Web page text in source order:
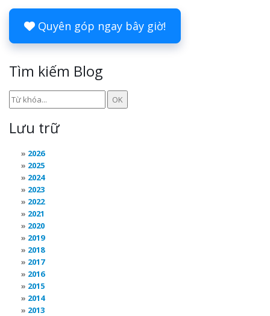
Quyên góp ngay bây giờ!
Tìm kiếm Blog
Lưu trữ
2026
2025
2024
2023
2022
2021
2020
2019
2018
2017
2016
2015
2014
2013